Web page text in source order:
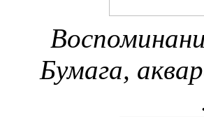
Бумага,